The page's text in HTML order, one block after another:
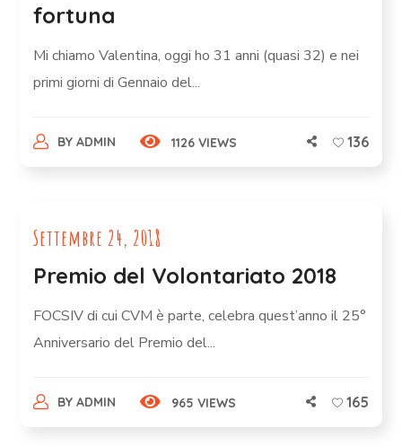
fortuna
Mi chiamo Valentina, oggi ho 31 anni (quasi 32) e nei
primi giorni di Gennaio del...
BY ADMIN 1126 VIEWS 136
Settembre 24, 2018
Premio del Volontariato 2018
FOCSIV di cui CVM è parte, celebra quest’anno il 25°
Anniversario del Premio del...
BY ADMIN 965 VIEWS 165